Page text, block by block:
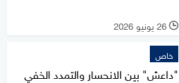
l 26 يونيو 2026
خاص
"داعش" بين الانحسار والتمدد الخفي